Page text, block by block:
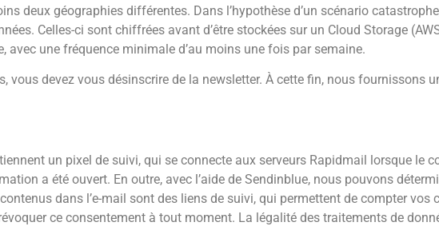
deux géographies différentes. Dans l’hypothèse d’un scénario
Celles-ci sont chiffrées avant d’être stockées sur un Cloud Storage
avec une fréquence minimale d’au moins une fois par semaine.
vous devez vous désinscrire de la newsletter. À cette fin, nous fournissons
un pixel de suivi, qui se connecte aux serveurs Rapidmail lorsque le
a été ouvert. En outre, avec l’aide de Sendinblue, nous pouvons
dans l’e-mail sont des liens de suivi, qui permettent de compter vos
ce consentement à tout moment. La légalité des traitements de